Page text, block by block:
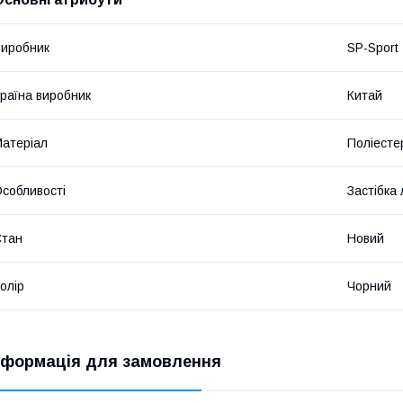
SP-Sport
виробник Китай
Застібка
Новий
Чорний
для замовлення